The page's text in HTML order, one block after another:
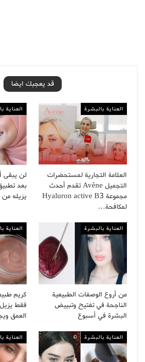
قد يعجبك ايضا
العناية بالبشرة
العلامة التجارية لمستحضرات
التجميل Avène تقدم أحدث
مجموعة Hyaluron active B3
لمكافحة…
العناية
لن يبقى
بعد
يزيله
العناية بالبشرة
من أروع الوصفات الطبيعية
الناجحة في تفتيح وتبييض
البشرة في أسبوع
العناية
كريم
فقط
العمق
العناية بالبشرة العناية